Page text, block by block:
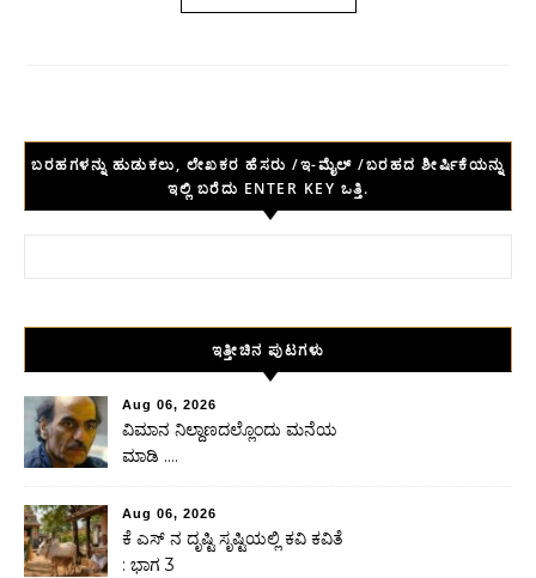
ಬರಹಗಳನ್ನು ಹುಡುಕಲು, ಲೇಖಕರ ಹೆಸರು /ಇ-ಮೈಲ್ /ಬರಹದ ಶೀರ್ಷಿಕೆಯನ್ನು
ಇಲ್ಲಿ ಬರೆದು ENTER KEY ಒತ್ತಿ.
ಇತ್ತೀಚಿನ ಪುಟಗಳು
Aug 06, 2026
ವಿಮಾನ ನಿಲ್ದಾಣದಲ್ಲೊಂದು ಮನೆಯ
ಮಾಡಿ ….
Aug 06, 2026
ಕೆ ಎಸ್ ನ ದೃಷ್ಟಿ ಸೃಷ್ಟಿಯಲ್ಲಿ ಕವಿ ಕವಿತೆ
: ಭಾಗ 3